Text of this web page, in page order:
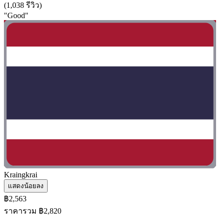
(1,038 รีวิว)
"Good"
Kraingkrai
แสดงน้อยลง
฿2,563
ราคารวม ฿2,820